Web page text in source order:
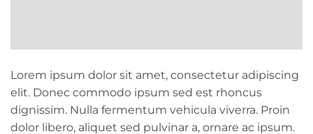
Lorem ipsum dolor sit amet, consectetur adipiscing
elit. Donec commodo ipsum sed est rhoncus
dignissim. Nulla fermentum vehicula viverra. Proin
dolor libero, aliquet sed pulvinar a, ornare ac ipsum.